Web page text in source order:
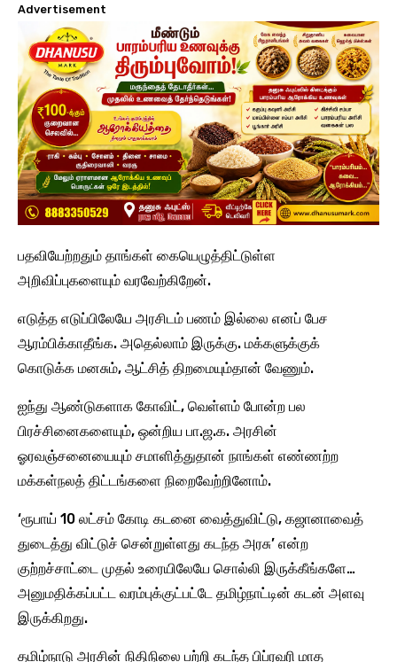
Advertisement
பதவியேற்றதும் தாங்கள் கையெழுத்திட்டுள்ள
அறிவிப்புகளையும் வரவேற்கிறேன்.
எடுத்த எடுப்பிலேயே அரசிடம் பணம் இல்லை எனப் பேச
ஆரம்பிக்காதீங்க. அதெல்லாம் இருக்கு. மக்களுக்குக்
கொடுக்க மனசும், ஆட்சித் திறமையும்தான் வேணும்.
ஐந்து ஆண்டுகளாக கோவிட், வெள்ளம் போன்ற பல
பிரச்சினைகளையும், ஒன்றிய பா.ஜ.க. அரசின்
ஓரவஞ்சனையையும் சமாளித்துதான் நாங்கள் எண்ணற்ற
மக்கள்நலத் திட்டங்களை நிறைவேற்றினோம்.
‘ரூபாய் 10 லட்சம் கோடி கடனை வைத்துவிட்டு, கஜானாவைத்
துடைத்து விட்டுச் சென்றுள்ளது கடந்த அரசு’ என்ற
குற்றச்சாட்டை முதல் உரையிலேயே சொல்லி இருக்கீங்களே…
அனுமதிக்கப்பட்ட வரம்புக்குட்பட்டே தமிழ்நாட்டின் கடன் அளவு
இருக்கிறது.
தமிழ்நாடு அரசின் நிதிநிலை பற்றி கடந்த பிப்ரவரி மாத